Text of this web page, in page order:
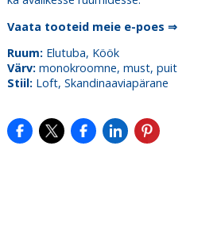
Vaata tooteid meie e-poes ⇒
Ruum:Elutuba, Köök
Värv:monokroomne, must, puit
Stiil:Loft, Skandinaaviapärane